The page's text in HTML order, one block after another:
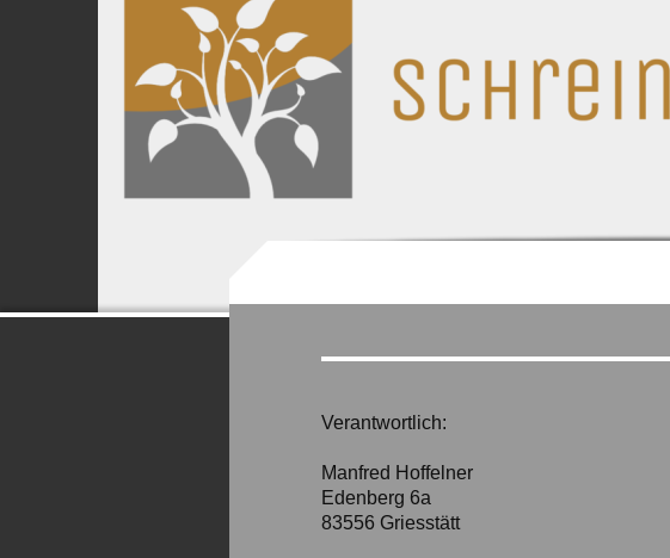
Verantwortlich:
Manfred Hoffelner
Edenberg 6a
83556 Griesstätt